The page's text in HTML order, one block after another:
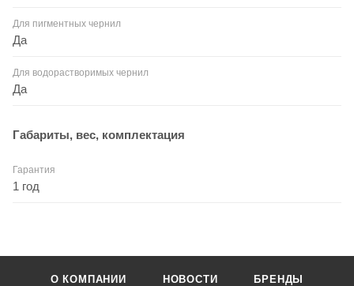
Для пигментных чернил
Да
Для водорастворимых чернил
Да
Габариты, вес, комплектация
Гарантия
1 год
О КОМПАНИИ НОВОСТИ БРЕНДЫ